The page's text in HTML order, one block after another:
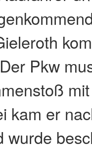
Pkw
kam er
wurde